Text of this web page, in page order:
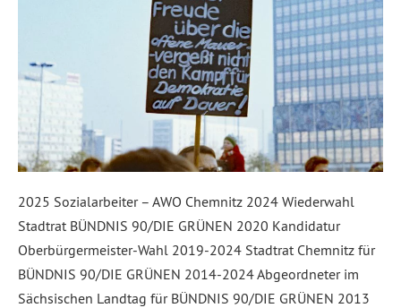
2025 Sozialarbeiter – AWO Chemnitz 2024 Wiederwahl
Stadtrat BÜNDNIS 90/DIE GRÜNEN 2020 Kandidatur
Oberbürgermeister-Wahl 2019-2024 Stadtrat Chemnitz für
BÜNDNIS 90/DIE GRÜNEN 2014-2024 Abgeordneter im
Sächsischen Landtag für BÜNDNIS 90/DIE GRÜNEN 2013